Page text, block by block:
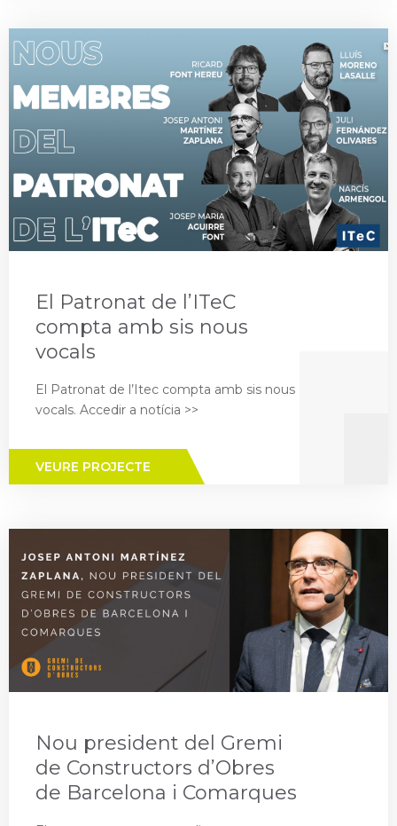
El Patronat de l’ITeC
compta amb sis nous
vocals
El Patronat de l’Itec compta amb sis nous
vocals. Accedir a notícia >>
VEURE PROJECTE
Nou president del Gremi
de Constructors d’Obres
de Barcelona i Comarques